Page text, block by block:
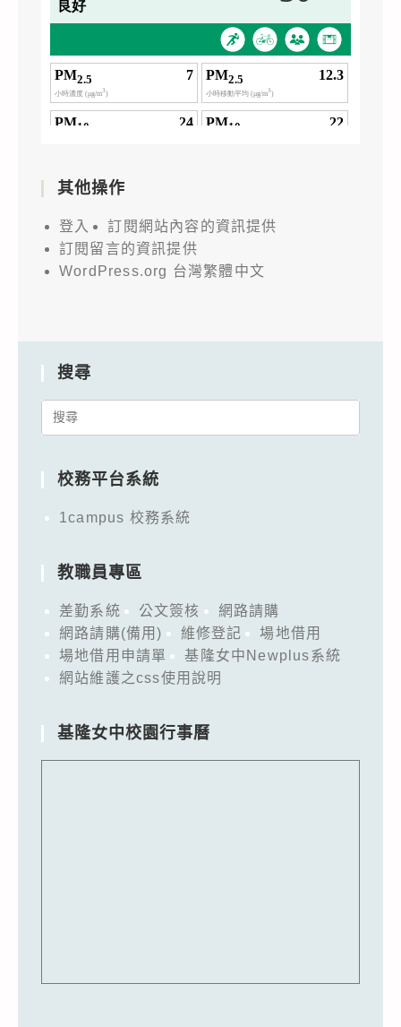
其他操作
登入
訂閱網站內容的資訊提供
訂閱留言的資訊提供
WordPress.org 台灣繁體中文
搜尋
Search
校務平台系統
1campus 校務系統
教職員專區
差勤系統 公文簽核
網路請購
網路請購(備用)
維修登記
場地借用
場地借用申請單
基隆女中Newplus系統
網站維護之css使用說明
基隆女中校園行事曆